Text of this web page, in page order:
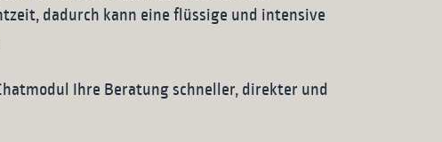
dadurch kann eine flüssige und intensive
Ihre Beratung schneller, direkter und